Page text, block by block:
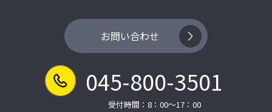
お問い合わせ
045-800-3501
受付時間：8：00～17：00